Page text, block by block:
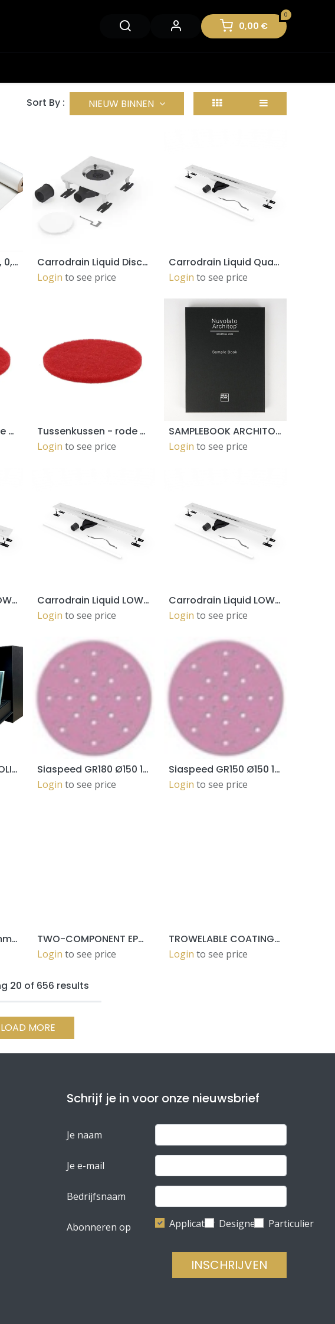
0
0,00 €
Sort By : NIEUW BINNEN
COVER, STANDAARD, 0,65m x 25m ADD TO CART Carrodrain Liquid Disco 125 LOW WHITE (407113) for MT, Solidro, ...
Login to see price
ADD TO CART Carrodrain Liquid Quattro 100 LOW WHITE (406113)
Login to see price
Tussenkussen - rode pad dia152mm (5pc) ADD TO CART Tussenkussen - rode pad dia406mm (5pc)
Login to see price
ADD TO CART SAMPLEBOOK ARCHITOP25- with 1 tile A5 +26 color-pieces
Login to see price
Carrodrain Liquid LOW WHITE 900 (101612b) for MT, Solidro, ... (membrane) ADD TO CART Carrodrain Liquid LOW WHITE 800 (101611b) for MT, Solidro, ... (membrane)
Login to see price
ADD TO CART Carrodrain Liquid LOW WHITE 700 (101610b) for MT, Solidro, ... (memebrane)
Login to see price
BOX "R" -SAMPLES SOLIDRO 25 - 14 TILES 205x150 mm ADD TO CART Siaspeed GR180 Ø150 100pc
Login to see price
ADD TO CART Siaspeed GR150 Ø150 100pc
Login to see price
Beschermpad 225mm 27H, 1/verpakking (8296712111) ADD TO CART TWO-COMPONENT EPOXY PRIMER A+B=22,6KG
Login to see price
ADD TO CART TROWELABLE COATING WITH FILLING FUNCTION 10KG
Login to see price
20 of 656 results
LOAD MORE
Schrijf je in voor onze nieuwsbrief
Je naam
Je e-mail
Bedrijfsnaam
Abonneren op Applicator Designer Particulier
INSCHRIJVEN